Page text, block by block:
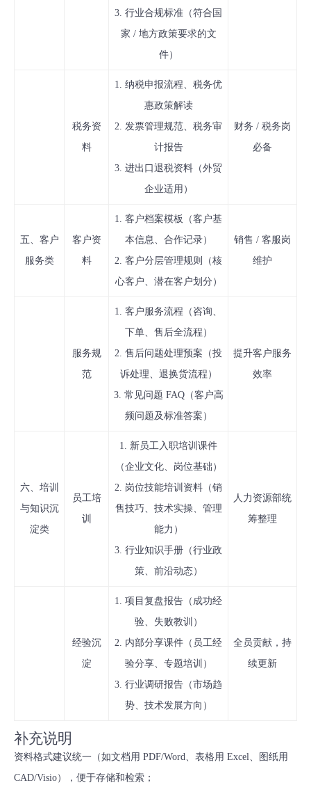
3. 行业合规标准（符合国
家 / 地方政策要求的文
件）
税务资
料
1. 纳税申报流程、税务优
惠政策解读
2. 发票管理规范、税务审
计报告
3. 进出口退税资料（外贸
企业适用）
财务 / 税务岗
必备
五、客户
服务类
客户资
料
1. 客户档案模板（客户基
本信息、合作记录）
2. 客户分层管理规则（核
心客户、潜在客户划分）
销售 / 客服岗
维护
服务规
范
1. 客户服务流程（咨询、
下单、售后全流程）
2. 售后问题处理预案（投
诉处理、退换货流程）
3. 常见问题 FAQ（客户高
频问题及标准答案）
提升客户服务
效率
六、培训
与知识沉
淀类
员工培
训
1. 新员工入职培训课件
（企业文化、岗位基础）
2. 岗位技能培训资料（销
售技巧、技术实操、管理
能力）
3. 行业知识手册（行业政
策、前沿动态）
人力资源部统
筹整理
经验沉
淀
1. 项目复盘报告（成功经
验、失败教训）
2. 内部分享课件（员工经
验分享、专题培训）
3. 行业调研报告（市场趋
势、技术发展方向）
全员贡献，持
续更新
补充说明
资料格式建议统一（如文档用 PDF/Word、表格用 Excel、图纸用
CAD/Visio），便于存储和检索；